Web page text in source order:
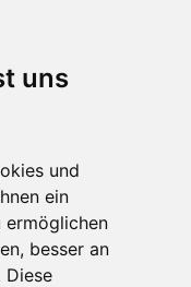
uns
und
ein
ermöglichen
besser an
Diese